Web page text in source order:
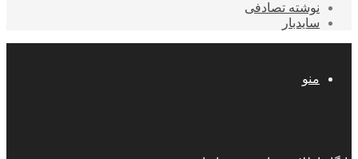
نوشته تصادفی
سایدبار
منو